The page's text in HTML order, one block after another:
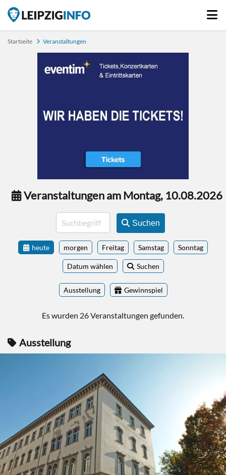
Startseite Veranstaltungen
Veranstaltungen am Montag, 10.08.2026
Suchen
heute morgen Freitag Samstag Sonntag
Datum wählen Suchen
Ausstellung Gewinnspiel
Es wurden 26 Veranstaltungen gefunden.
Ausstellung